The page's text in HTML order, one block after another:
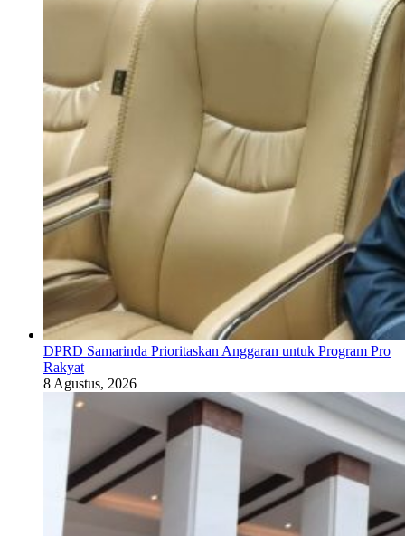
DPRD Samarinda Prioritaskan Anggaran untuk Program Pro
Rakyat
8 Agustus, 2026